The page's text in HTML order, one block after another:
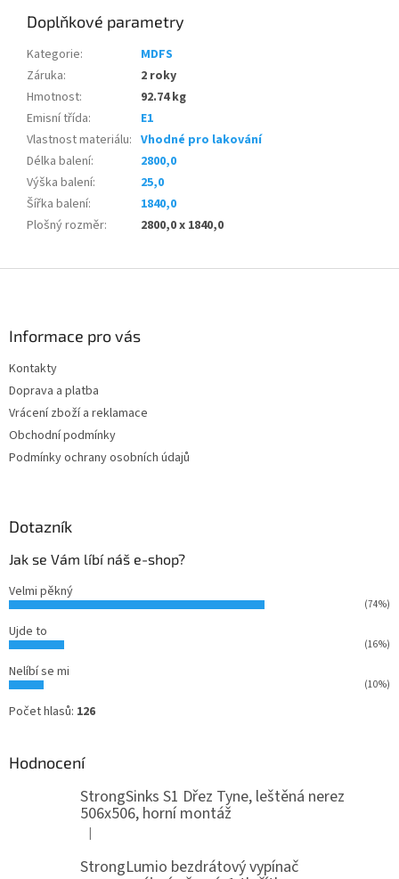
Doplňkové parametry
Kategorie:
MDFS
Záruka:
2 roky
Hmotnost:
92.74 kg
Emisní třída:
E1
Vlastnost materiálu: Vhodné pro lakování
Délka balení:
2800,0
Výška balení:
25,0
Šířka balení:
1840,0
Plošný rozměr: 2800,0 x 1840,0
Informace pro vás
Kontakty
Doprava a platba
Vrácení zboží a reklamace
Obchodní podmínky
Podmínky ochrany osobních údajů
Dotazník
Jak se Vám líbí náš e-shop?
Velmi pěkný
(74%)
Ujde to
(16%)
Nelíbí se mi
(10%)
Počet hlasů: 126
Hodnocení
StrongSinks S1 Dřez Tyne, leštěná nerez
506x506, horní montáž
Hodnocení produktu je 5 z 5 hvězdiček.
|
StrongLumio bezdrátový vypínač